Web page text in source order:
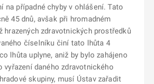
na případné chyby v ohlášení. Tato
45 dnů, avšak při hromadném
hrazených zdravotnických prostředků
číselníku činí tato lhůta 4
lhůta uplyne, aniž by bylo zahájeno
vyřazení daného zdravotnického
skupiny, musí Ústav zařadit